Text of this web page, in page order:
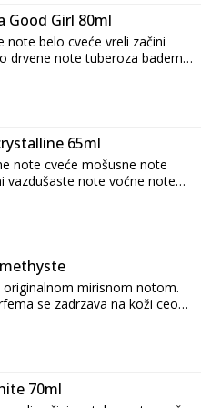
Good Girl 80ml
note belo cveće vreli začini
drvene note tuberoza badem
miris parfema se
dan, a na odeci i po nekoliko
65ml
note cveće mošusne note
vazdušaste note voćne note
note Pafremi
mirisnom notom. Intenzivni
na koži ceo dan, a na
originalnom mirisnom notom.
se zadrzava na koži ceo
nekoliko dana. Originalno
i bar kodom.
70ml